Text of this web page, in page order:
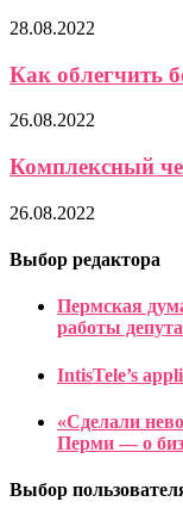
28.08.2022
Как облегчить
26.08.2022
Комплексный
26.08.2022
Выбор редактора
Пермская
работы
IntisTele’s
«Сделали
Перми — о
Выбор